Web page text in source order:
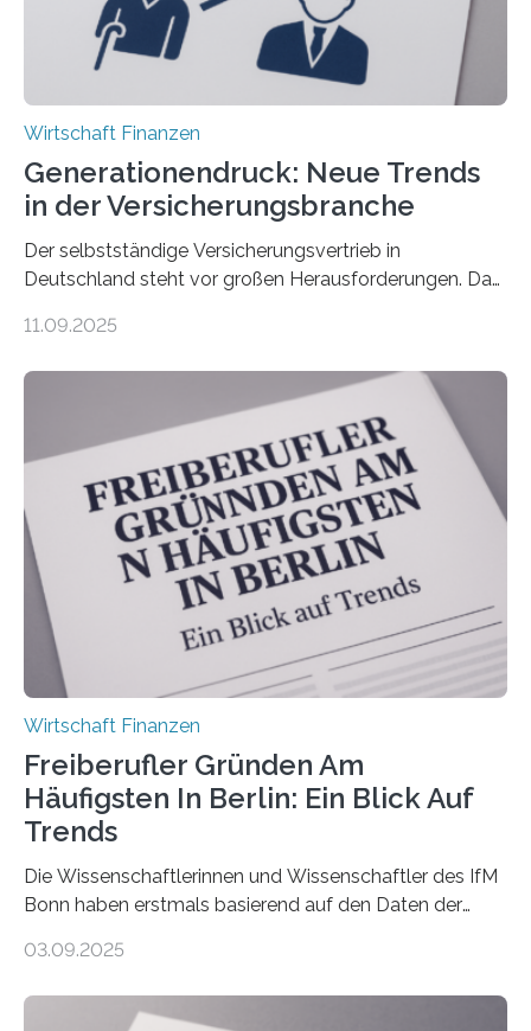
Wirtschaft Finanzen
Generationendruck: Neue Trends
in der Versicherungsbranche
Der selbstständige Versicherungsvertrieb in
Deutschland steht vor großen Herausforderungen. Das
Dr. Matthias Beenken und Prof. Dr. Lukas Linnenbrink
Bundesverbands Deutscher Versicherungskaufleute e.V.
durchgeführt haben. Die Studie basiert auf den
Antworten von 1.440 selbstständigen
Versicherungsvertreter*innen und -makler*innen. Ein
Ergebnis: Deutlich mehr als die Hälfte der Befragten ist
über 50 Jahre alt und wird in den nächsten Jahren eine
Nachfolgeregelung benötigen. Aber nur ein Drittel hat
bereits Regelungen…
11.09.2025
Wirtschaft Finanzen
Freiberufler Gründen Am
Häufigsten In Berlin: Ein Blick Auf
Trends
Die Wissenschaftlerinnen und Wissenschaftler des IfM
Bonn haben erstmals basierend auf den Daten der
Landkreise mit den meisten Gründungen von
ist demnach Berlin. Betrachtet man nur die Gründungen
03.09.2025